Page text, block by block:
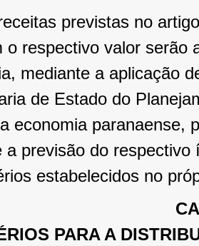
previstas no
o respectivo valor serão
mediante a aplicação
de Estado do
economia paranaense,
a previsão do
estabelecidos no
PARA A